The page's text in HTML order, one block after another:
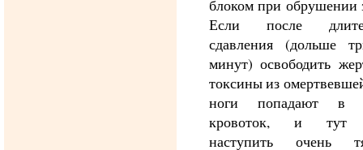
блоком при обрушении
Если после
сдавления (дольше
минут) освободить
токсины из
ноги попадают в
кровоток, и тут
наступить очень